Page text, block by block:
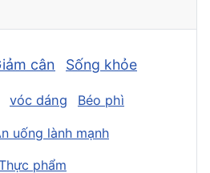
cân Sống khỏe
vóc dáng Béo phì
uống lành mạnh
phẩm